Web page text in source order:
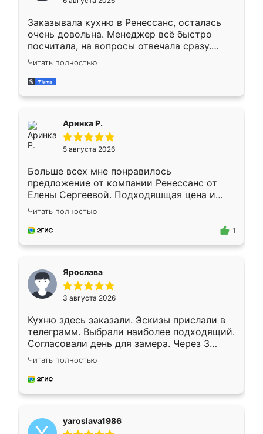
мебели буду заказывать только здесь.
Заказывала кухню в Ренессанс, осталась
очень довольна. Менеджер всё быстро
посчитала, на вопросы отвечала сразу.
Замерщик приехал в субботу, подошёл к
делу со всей ответственностью. Собрали
за день, ребята работали аккуратно, даже
Читать полностью
Аринка Р.
5 августа 2026
Больше всех мне понравилось
предложение от компании Ренессанс от
Елены Сергеевой. Подходяшщая цена и
короткие сроки изготовления. Приехавший
для замера сотрудник Владислав
предложил по моему эскизу самый
Читать полностью
1
Ярослава
3 августа 2026
Кухню здесь заказали. Эскизы прислали в
телеграмм. Выбрали наиболее подходящий.
Согласовали день для замера. Через 3
недели кухня была уже готова. Остались
довольны работой. Спасибо Ренессанс
мебель за качественную работу!
Читать полностью
yaroslava1986